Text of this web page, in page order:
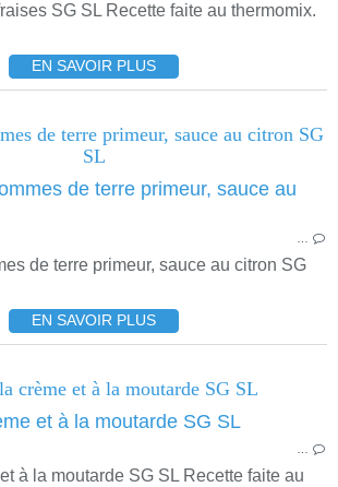
SG SL Recette faite au thermomix.
EN SAVOIR PLUS
de terre primeur, sauce au citron SG
SL
de terre primeur, sauce au citron SG
EN SAVOIR PLUS
crème et à la moutarde SG SL
à la moutarde SG SL Recette faite au